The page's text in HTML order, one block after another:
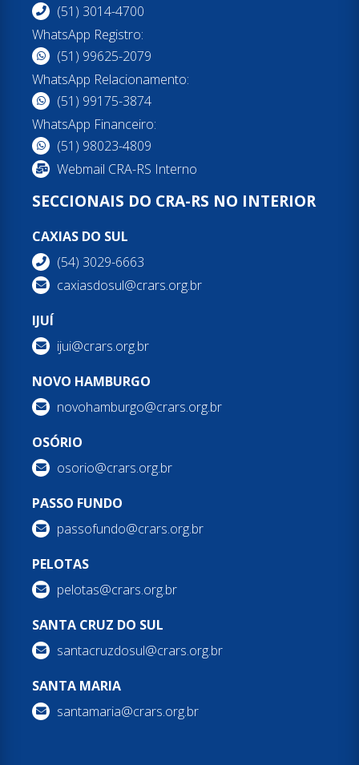
(51) 3014-4700
WhatsApp Registro:
(51) 99625-2079
WhatsApp Relacionamento:
(51) 99175-3874
WhatsApp Financeiro:
(51) 98023-4809
Webmail CRA-RS Interno
SECCIONAIS DO CRA-RS NO INTERIOR
CAXIAS DO SUL
(54) 3029-6663
caxiasdosul@crars.org.br
IJUÍ
ijui@crars.org.br
NOVO HAMBURGO
novohamburgo@crars.org.br
OSÓRIO
osorio@crars.org.br
PASSO FUNDO
passofundo@crars.org.br
PELOTAS
pelotas@crars.org.br
SANTA CRUZ DO SUL
santacruzdosul@crars.org.br
SANTA MARIA
santamaria@crars.org.br